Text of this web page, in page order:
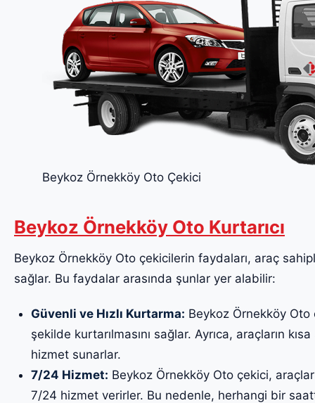
Beykoz Örnekköy Oto Çekici
Beykoz Örnekköy Oto Kurtarıcı
Beykoz Örnekköy Oto çekicilerin faydaları, araç
sağlar. Bu faydalar arasında şunlar yer alabilir:
Güvenli ve Hızlı Kurtarma: Beykoz Örnekköy Oto
şekilde kurtarılmasını sağlar. Ayrıca, araçların
hizmet sunarlar.
7/24 Hizmet: Beykoz Örnekköy Oto çekici,
7/24 hizmet verirler. Bu nedenle, herhangi bir